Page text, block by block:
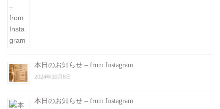
本日のお知らせ – from Instagram
2024年10月8日
本日のお知らせ – from Instagram